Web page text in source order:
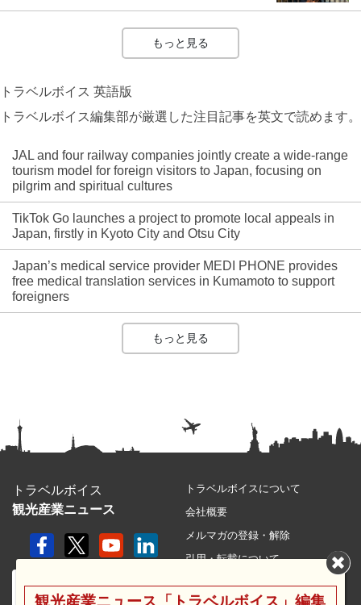
もっと見る
トラベルボイス 英語版
トラベルボイス編集部が厳選した注目記事を英文で読めます。
JAL and four railway companies jointly create a wide-range
tourism model for foreign visitors to Japan, focusing on
pilgrim and spiritual cultures
TikTok Go launches a project to promote local appeals in
Japan, firstly in Kyoto City and Otsu City
Japan’s medical service provider MEDI PHONE provides
free medical translation services in Kumamoto to support
foreigners
もっと見る
トラベルボイス
観光産業ニュース
トラベルボイスについて
会社概要
メルマガの登録・解除
引用・転載について
観光産業ニュース「トラベルボイス」編集